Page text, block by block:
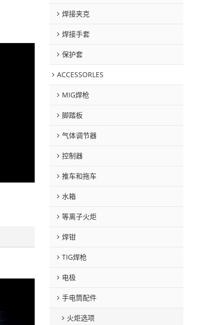
焊接夹克
焊接手套
保护套
ACCESSORLES
MIG焊枪
脚踏板
气体调节器
控制器
推车和拖车
水箱
等离子火炬
焊钳
TIG焊枪
电极
手电筒配件
火炬选项